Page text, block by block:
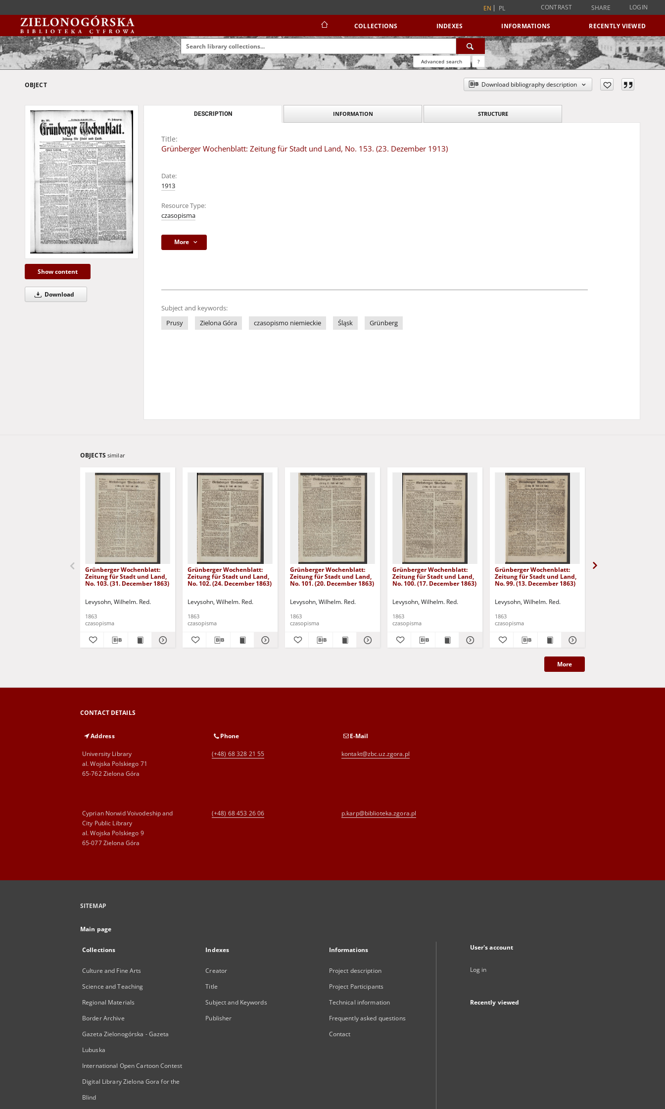
EN PL CONTRAST SHARE LOGIN
COLLECTIONS INDEXES INFORMATIONS RECENTLY VIEWED
Advanced search ?
OBJECT Download bibliography description
Show content
Download
DESCRIPTION INFORMATION STRUCTURE
Title:
Grünberger Wochenblatt: Zeitung für Stadt und Land, No. 153. (23. Dezember 1913)
Date:
1913
Resource Type:
czasopisma
More
Subject and keywords:
Prusy
Zielona Góra czasopismo niemieckie Śląsk Grünberg
OBJECTS similar
Grünberger Wochenblatt:
Zeitung für Stadt und Land,
No. 103. (31. December 1863)
Levysohn, Wilhelm. Red.
1863
czasopisma
Grünberger Wochenblatt:
Zeitung für Stadt und Land,
No. 102. (24. December 1863)
Levysohn, Wilhelm. Red.
1863
czasopisma
Grünberger Wochenblatt:
Zeitung für Stadt und Land,
No. 101. (20. December 1863)
Levysohn, Wilhelm. Red.
1863
czasopisma
Grünberger Wochenblatt:
Zeitung für Stadt und Land,
No. 100. (17. December 1863)
Levysohn, Wilhelm. Red.
1863
czasopisma
Grünberger Wochenblatt:
Zeitung für Stadt und Land,
No. 99. (13. December 1863)
Levysohn, Wilhelm. Red.
1863
czasopisma
More
CONTACT DETAILS
Address
University Library
al. Wojska Polskiego 71
65-762 Zielona Góra
Phone
(+48) 68 328 21 55
E-Mail
kontakt@zbc.uz.zgora.pl
Cyprian Norwid Voivodeship and
City Public Library
al. Wojska Polskiego 9
65-077 Zielona Góra
(+48) 68 453 26 06 p.karp@biblioteka.zgora.pl
SITEMAP
Main page
Collections
Culture and Fine Arts
Science and Teaching
Regional Materials
Border Archive
Gazeta Zielonogórska - Gazeta
Lubuska
International Open Cartoon Contest
Digital Library Zielona Gora for the
Blind
Indexes
Creator
Title
Subject and Keywords
Publisher
Informations
Project description
Project Participants
Technical information
Frequently asked questions
Contact
User's account
Log in
Recently viewed